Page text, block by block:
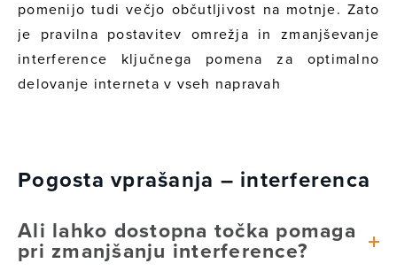
pomenijo tudi večjo občutljivost na motnje. Zato
je pravilna postavitev omrežja in zmanjševanje
interference ključnega pomena za optimalno
delovanje interneta v vseh napravah
Pogosta vprašanja – interferenca
Ali lahko dostopna točka pomaga
pri zmanjšanju interference?